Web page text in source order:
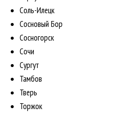
Соль-Илецк
Сосновый Бор
Сосногорск
Сочи
Сургут
Тамбов
Тверь
Торжок